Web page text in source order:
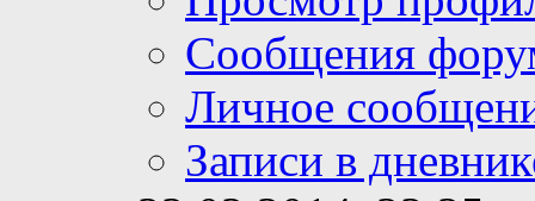
Сообщения
Личное
Записи в